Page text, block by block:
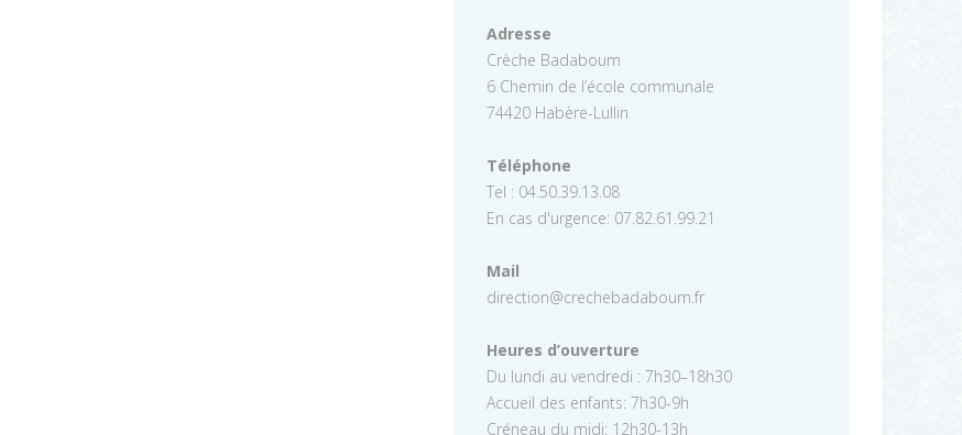
Adresse
Crèche Badaboum
6 Chemin de l’école communale
74420 Habère-Lullin
Téléphone
Tel : 04.50.39.13.08
En cas d'urgence: 07.82.61.99.21
Mail
direction@crechebadaboum.fr
Heures d’ouverture
Du lundi au vendredi : 7h30–18h30
Accueil des enfants: 7h30-9h
Créneau du midi: 12h30-13h